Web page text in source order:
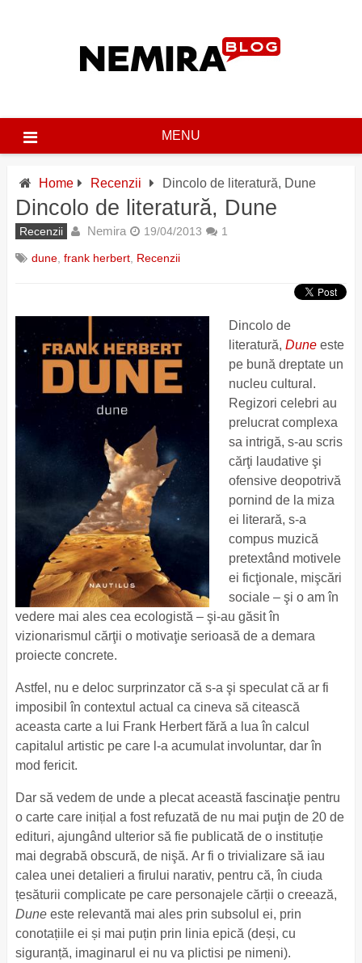
MENU
Home Recenzii Dincolo de literatură, Dune
Dincolo de literatură, Dune
Recenzii Nemira 19/04/2013 1
dune, frank herbert, Recenzii
Dincolo de
literatură, Duneeste
pe bună dreptate un
nucleu cultural.
Regizori celebri au
prelucrat complexa
sa intrigă, s-au scris
cărţi laudative şi
ofensive deopotrivă
pornind de la miza
ei literară, s-a
compus muzică
pretextând motivele
ei ficţionale, mişcări
sociale – şi o am în
vedere mai ales cea ecologistă – şi-au găsit în
vizionarismul cărţii o motivaţie serioasă de a demara
proiecte concrete.
Astfel, nu e deloc surprinzator că s-a şi speculat că ar fi
imposibil în contextul actual ca cineva să citească
aceasta carte a lui Frank Herbert fără a lua în calcul
capitalul artistic pe care l-a acumulat involuntar, dar în
mod fericit.
Dar să vedem de unde a plecat această fascinaţie pentru
o carte care inițial a fost refuzată de nu mai puţin de 20 de
edituri, ajungând ulterior să fie publicată de o instituție
mai degrabă obscură, de nişă. Ar fi o trivializare să iau
calea unei detalieri a firului narativ, pentru că, în ciuda
țesăturii complicate pe care personajele cărții o creează,
Dune este relevantă mai ales prin subsolul ei, prin
conotațiile ei și mai puțin prin linia epică (deși, cu
siguranță, imaginarul ei nu va plictisi pe nimeni).